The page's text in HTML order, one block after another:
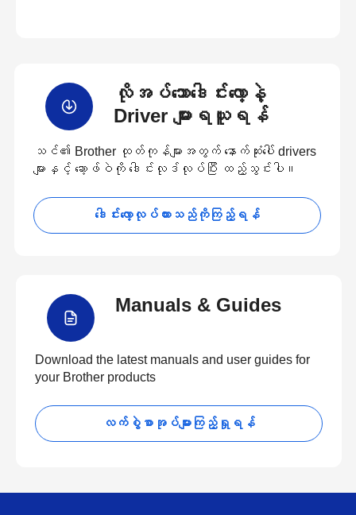
လိုအပ်သောဒေါင်းလော့နဲ့
Driver များရယူရန်
သင်၏ Brother ထုတ်ကုန်များအတွက် နောက်ဆုံးပေါ် drivers
များနှင့် ဆော့ဖ်ဝဲကို ဒေါင်းလုဒ်လုပ်ပြီး ထည့်သွင်းပါ။
ဒေါင်းလော့လုပ်ထားသည်ကိုကြည့်ရန်
Manuals & Guides
Download the latest manuals and user guides for
your Brother products
လက်စွဲစာအုပ်များကြည့်ရှုရန်